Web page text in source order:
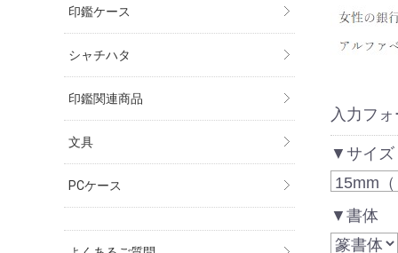
入力フ
▼サイズ
▼書体
印鑑ケース
シャチハタ
印鑑関連商品
文具
PCケース